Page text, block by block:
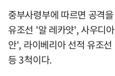
중부사령부에 따르면 공격
유조선 '알 레카얏', 사우디
안', 라이베리아 선적 유조
등 3척이다.